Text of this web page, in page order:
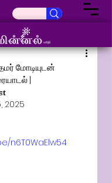
மோடியுடன்
|
2025
n6T0WaElw54